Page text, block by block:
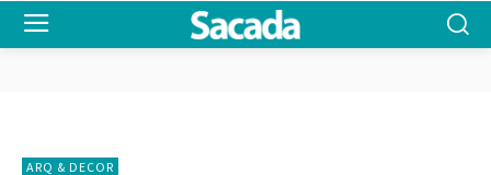
ARQ & DECOR